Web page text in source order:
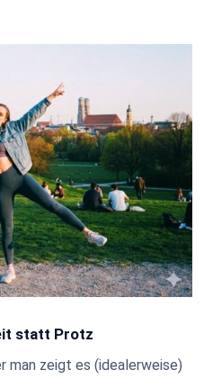
statt Protz
man zeigt es (idealerweise)